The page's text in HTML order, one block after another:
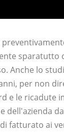
sparatutto
Anche lo
per non
e le ricadute
dell'azienda
fatturato ai